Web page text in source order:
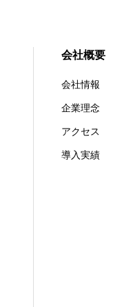
会社概要
会社情報
企業理念
アクセス
導入実績